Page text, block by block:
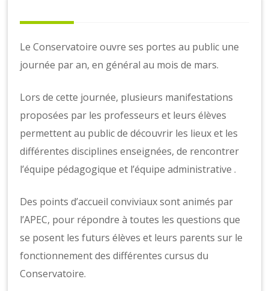
Le Conservatoire ouvre ses portes au public une
journée par an, en général au mois de mars.
Lors de cette journée, plusieurs manifestations
proposées par les professeurs et leurs élèves
permettent au public de découvrir les lieux et les
différentes disciplines enseignées, de rencontrer
l’équipe pédagogique et l’équipe administrative .
Des points d’accueil conviviaux sont animés par
l’APEC, pour répondre à toutes les questions que
se posent les futurs élèves et leurs parents sur le
fonctionnement des différentes cursus du
Conservatoire.